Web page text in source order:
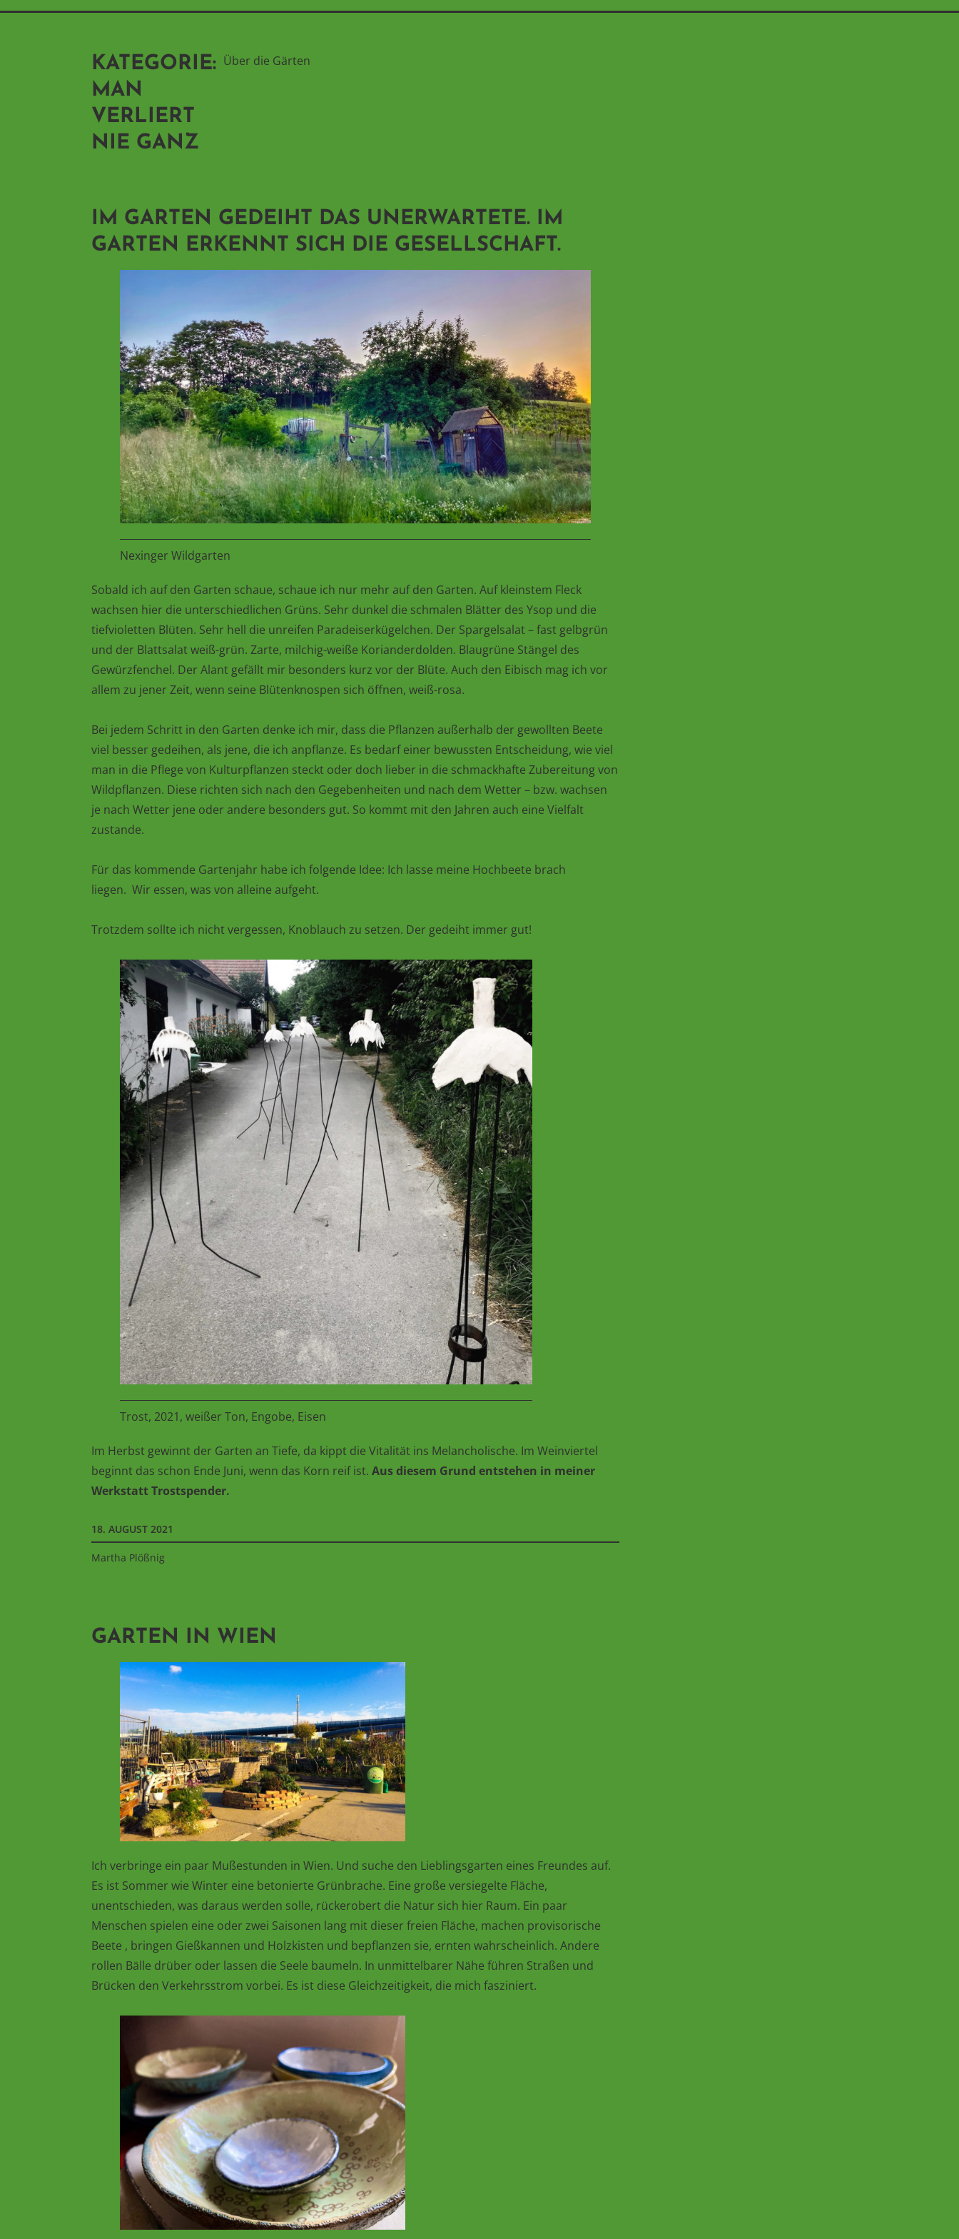
KATEGORIE:
MAN
VERLIERT
NIE GANZ
Über die Gärten
IM GARTEN GEDEIHT DAS UNERWARTETE. IM
GARTEN ERKENNT SICH DIE GESELLSCHAFT.
Nexinger Wildgarten
Sobald ich auf den Garten schaue, schaue ich nur mehr auf den Garten. Auf kleinstem Fleck
wachsen hier die unterschiedlichen Grüns. Sehr dunkel die schmalen Blätter des Ysop und die
tiefvioletten Blüten. Sehr hell die unreifen Paradeiserkügelchen. Der Spargelsalat – fast gelbgrün
und der Blattsalat weiß-grün. Zarte, milchig-weiße Korianderdolden. Blaugrüne Stängel des
Gewürzfenchel. Der Alant gefällt mir besonders kurz vor der Blüte. Auch den Eibisch mag ich vor
allem zu jener Zeit, wenn seine Blütenknospen sich öffnen, weiß-rosa.
Bei jedem Schritt in den Garten denke ich mir, dass die Pflanzen außerhalb der gewollten Beete
viel besser gedeihen, als jene, die ich anpflanze. Es bedarf einer bewussten Entscheidung, wie viel
man in die Pflege von Kulturpflanzen steckt oder doch lieber in die schmackhafte Zubereitung von
Wildpflanzen. Diese richten sich nach den Gegebenheiten und nach dem Wetter – bzw. wachsen
je nach Wetter jene oder andere besonders gut. So kommt mit den Jahren auch eine Vielfalt
zustande.
Für das kommende Gartenjahr habe ich folgende Idee: Ich lasse meine Hochbeete brach
liegen. Wir essen, was von alleine aufgeht.
Trotzdem sollte ich nicht vergessen, Knoblauch zu setzen. Der gedeiht immer gut!
Trost, 2021, weißer Ton, Engobe, Eisen
Im Herbst gewinnt der Garten an Tiefe, da kippt die Vitalität ins Melancholische. Im Weinviertel
beginnt das schon Ende Juni, wenn das Korn reif ist. Aus diesem Grund entstehen in meiner
Werkstatt Trostspender.
18. AUGUST 2021
Martha Plößnig
GARTEN IN WIEN
Ich verbringe ein paar Mußestunden in Wien. Und suche den Lieblingsgarten eines Freundes auf.
Es ist Sommer wie Winter eine betonierte Grünbrache. Eine große versiegelte Fläche,
unentschieden, was daraus werden solle, rückerobert die Natur sich hier Raum. Ein paar
Menschen spielen eine oder zwei Saisonen lang mit dieser freien Fläche, machen provisorische
Beete , bringen Gießkannen und Holzkisten und bepflanzen sie, ernten wahrscheinlich. Andere
rollen Bälle drüber oder lassen die Seele baumeln. In unmittelbarer Nähe führen Straßen und
Brücken den Verkehrsstrom vorbei. Es ist diese Gleichzeitigkeit, die mich fasziniert.